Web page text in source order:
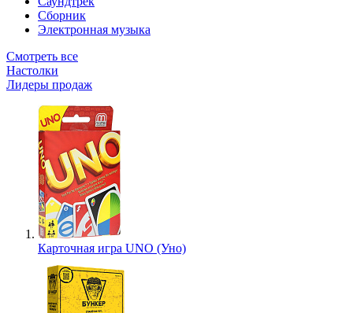
Сборник
Электронная музыка
Смотреть все
Настолки
Лидеры продаж
Карточная игра UNO (Уно)